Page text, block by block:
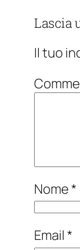
Lascia
Il tuo
Nome*
Email *